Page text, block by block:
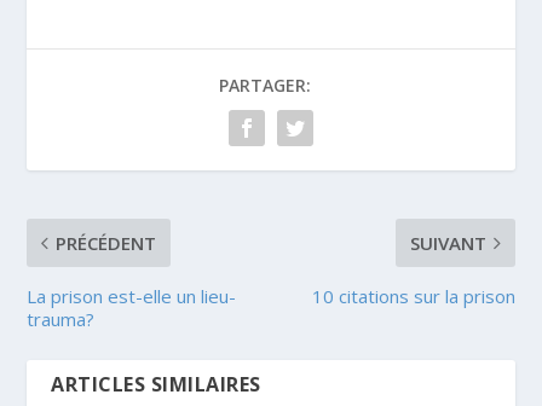
PARTAGER:
PRÉCÉDENT
La prison est-elle un lieu-
trauma?
SUIVANT
10 citations sur la prison
ARTICLES SIMILAIRES